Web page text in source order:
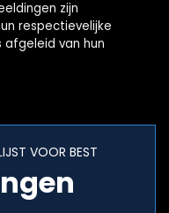
zijn
respectievelijke
afgeleid van hun
VOOR BEST